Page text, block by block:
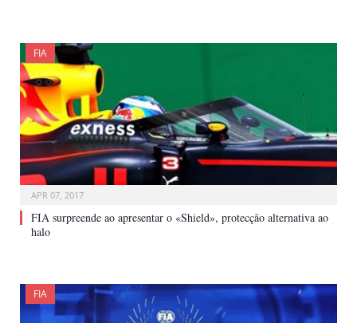
FIA
APR 07, 2017
FIA surpreende ao apresentar o «Shield», protecção alternativa ao
halo
FIA